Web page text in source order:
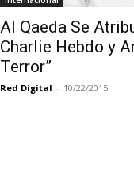
Al Qaeda Se
Charlie Hebdo y
Terror”
Red Digital - 10/22/2015